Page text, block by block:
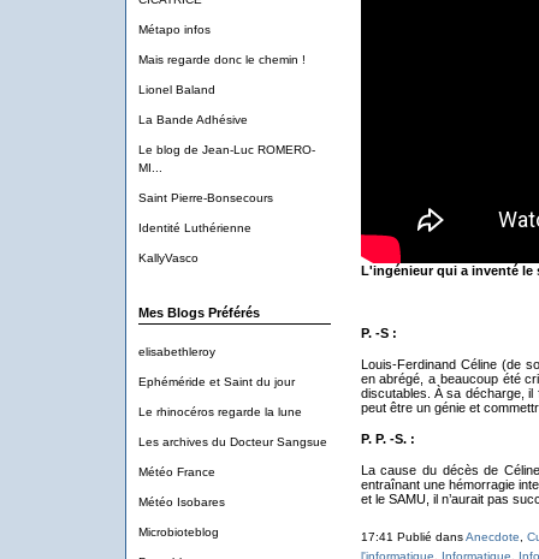
Métapo infos
Mais regarde donc le chemin !
Lionel Baland
La Bande Adhésive
Le blog de Jean-Luc ROMERO-
MI...
Saint Pierre-Bonsecours
Identité Luthérienne
KallyVasco
Mes Blogs Préférés
elisabethleroy
Ephéméride et Saint du jour
Le rhinocéros regarde la lune
Les archives du Docteur Sangsue
Météo France
Météo Isobares
Microbioteblog
L'ingénieur qui a inventé le
P. -S :
Louis-Ferdinand Céline (de
en abrégé, a beaucoup été
discutables. À sa décharge, il
peut être un génie et
P. P. -S. :
La cause du décès de
entraînant une hémorragie
et le SAMU, il n’aurait pas
17:41 Publié dansAnecdote
l'informatique
Informatique